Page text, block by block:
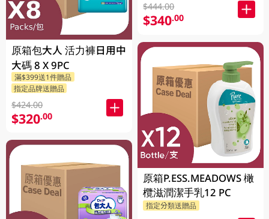
原箱包大人 活力褲日用中
大碼 8 X 9PC
滿$399送1件贈品
指定品牌送贈品
$424.00
$320.00
$444.00
$340.00
原箱P.ESS.MEADOWS 橄
欖滋潤潔手乳12 PC
指定分類送贈品